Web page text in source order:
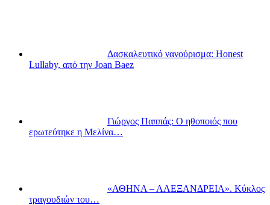
Δασκαλευτικό νανούρισμα: Honest
Lullaby, από την Joan Baez
Γιώργος Παππάς: Ο ηθοποιός που
ερωτεύτηκε η Μελίνα…
«ΑΘΗΝΑ – ΑΛΕΞΑΝΔΡΕΙΑ». Κύκλος
τραγουδιών του…